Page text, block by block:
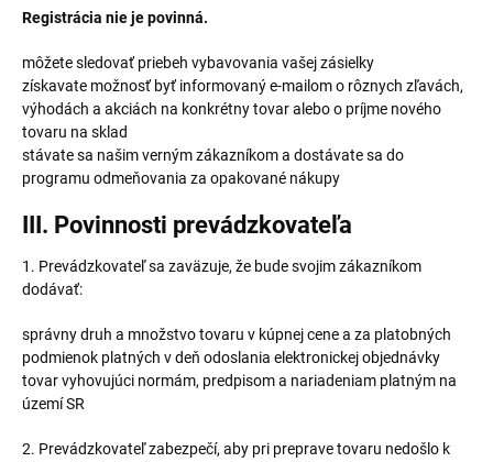
Registrácia nie je povinná.
môžete sledovať priebeh vybavovania vašej zásielky
získavate možnosť byť informovaný e-mailom o rôznych zľavách,
výhodách a akciách na konkrétny tovar alebo o príjme nového
tovaru na sklad
stávate sa našim verným zákazníkom a dostávate sa do
programu odmeňovania za opakované nákupy
III. Povinnosti prevádzkovateľa
1. Prevádzkovateľ sa zaväzuje, že bude svojim zákazníkom
dodávať:
správny druh a množstvo tovaru v kúpnej cene a za platobných
podmienok platných v deň odoslania elektronickej objednávky
tovar vyhovujúci normám, predpisom a nariadeniam platným na
území SR
2. Prevádzkovateľ zabezpečí, aby pri preprave tovaru nedošlo k